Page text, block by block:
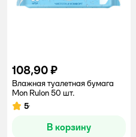
108,90 ₽
Влажная туалетная бумага
Mon Rulon 50 шт.
Рейтинг:
5
В корзину